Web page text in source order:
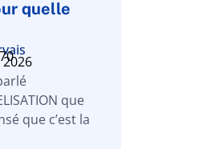
quelle
que
que c’est la